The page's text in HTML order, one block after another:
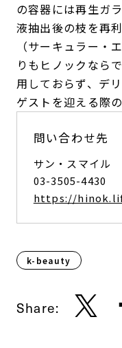
の容器には再生ガ
液抽出後の枝を再
（サーキュラー・
りもヒノックなら
用しておらず、デ
ゲストを迎える際
問い合わせ先
サン・スマイル
03-3505-4430
https://
k-beauty
Share: